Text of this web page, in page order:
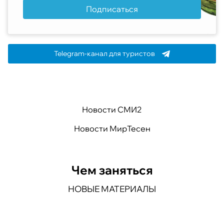
Подписаться
Telegram-канал для туристов
Новости СМИ2
Новости МирТесен
Чем заняться
НОВЫЕ МАТЕРИАЛЫ